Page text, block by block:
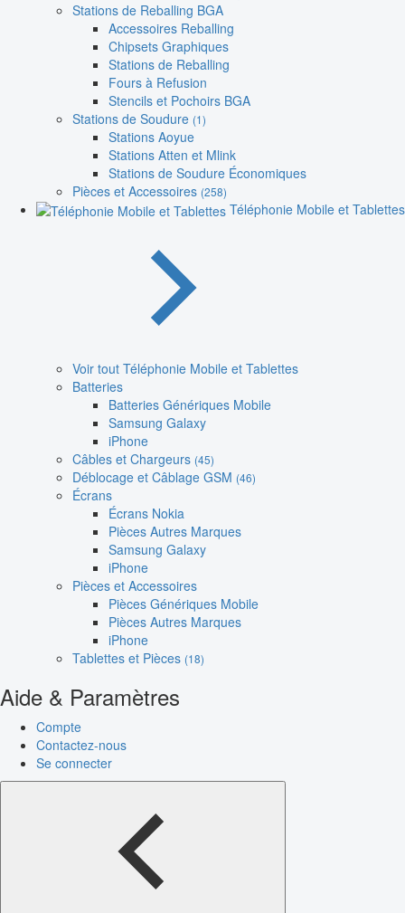
Stations de Reballing BGA
Accessoires Reballing
Chipsets Graphiques
Stations de Reballing
Fours à Refusion
Stencils et Pochoirs BGA
Stations de Soudure (1)
Stations Aoyue
Stations Atten et Mlink
Stations de Soudure Économiques
Pièces et Accessoires (258)
Téléphonie Mobile et Tablettes
Voir tout Téléphonie Mobile et Tablettes
Batteries
Batteries Génériques Mobile
Samsung Galaxy
iPhone
Câbles et Chargeurs (45)
Déblocage et Câblage GSM (46)
Écrans
Écrans Nokia
Pièces Autres Marques
Samsung Galaxy
iPhone
Pièces et Accessoires
Pièces Génériques Mobile
Pièces Autres Marques
iPhone
Tablettes et Pièces (18)
Aide & Paramètres
Compte
Contactez-nous
Se connecter